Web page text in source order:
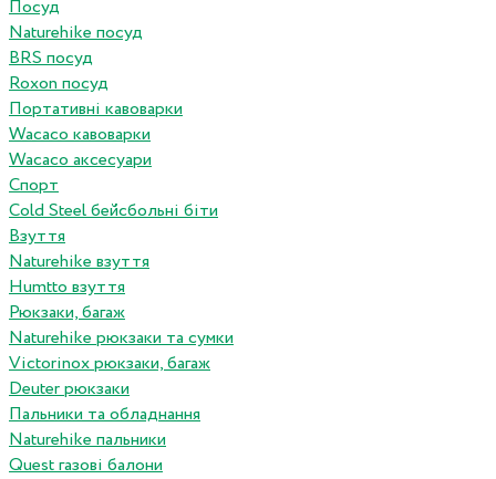
Посуд
Naturehike посуд
BRS посуд
Roxon посуд
Портативні кавоварки
Wacaco кавоварки
Wacaco аксесуари
Спорт
Cold Steel бейсбольні біти
Взуття
Naturehike взуття
Humtto взуття
Рюкзаки, багаж
Naturehike рюкзаки та сумки
Victorinox рюкзаки, багаж
Deuter рюкзаки
Пальники та обладнання
Naturehike пальники
Quest газові балони